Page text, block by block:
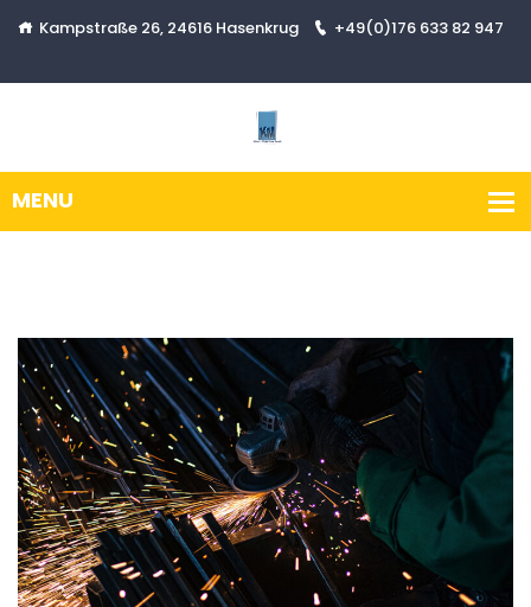
Kampstraße 26, 24616 Hasenkrug +49(0)176 633 82 947